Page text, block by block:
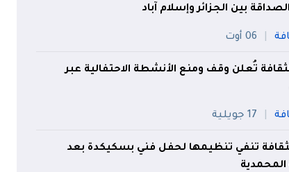
بين الجزائر وإسلام آباد
06 أوت
تُعلن وقف ومنع الأنشطة الاحتفالية عبر
17 جويلية
تنفي تنظيمها لحفل فني بسكيكدة بعد